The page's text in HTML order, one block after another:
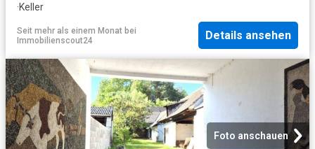
·Keller
Seit mehr als einem Monat bei
Immobilienscout24
Details ansehen
Foto anschauen